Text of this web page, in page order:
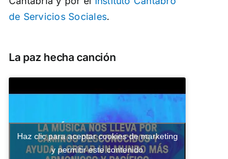
de Servicios Sociales.
La paz hecha canción
Haz clic para aceptar cookies de marketing
y permitir este contenido